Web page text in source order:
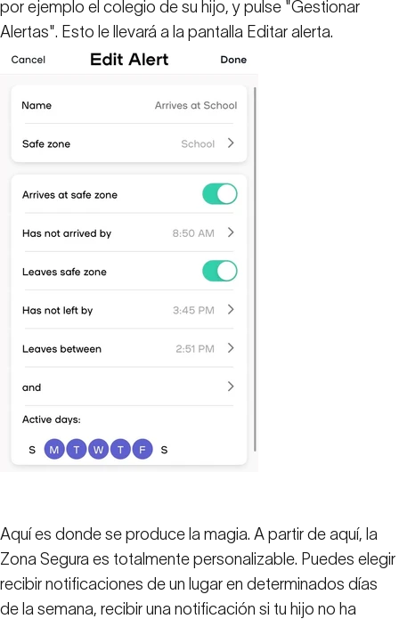
por ejemplo el colegio de su hijo, y pulse "Gestionar
Alertas". Esto le llevará a la pantalla Editar alerta.
Aquí es donde se produce la magia. A partir de aquí, la
Zona Segura es totalmente personalizable. Puedes elegir
recibir notificaciones de un lugar en determinados días
de la semana, recibir una notificación si tu hijo no ha